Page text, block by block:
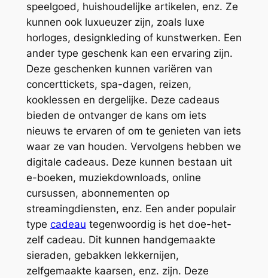
speelgoed, huishoudelijke artikelen, enz. Ze
kunnen ook luxueuzer zijn, zoals luxe
horloges, designkleding of kunstwerken. Een
ander type geschenk kan een ervaring zijn.
Deze geschenken kunnen variëren van
concerttickets, spa-dagen, reizen,
kooklessen en dergelijke. Deze cadeaus
bieden de ontvanger de kans om iets
nieuws te ervaren of om te genieten van iets
waar ze van houden. Vervolgens hebben we
digitale cadeaus. Deze kunnen bestaan uit
e-boeken, muziekdownloads, online
cursussen, abonnementen op
streamingdiensten, enz. Een ander populair
type cadeau tegenwoordig is het doe-het-
zelf cadeau. Dit kunnen handgemaakte
sieraden, gebakken lekkernijen,
zelfgemaakte kaarsen, enz. zijn. Deze